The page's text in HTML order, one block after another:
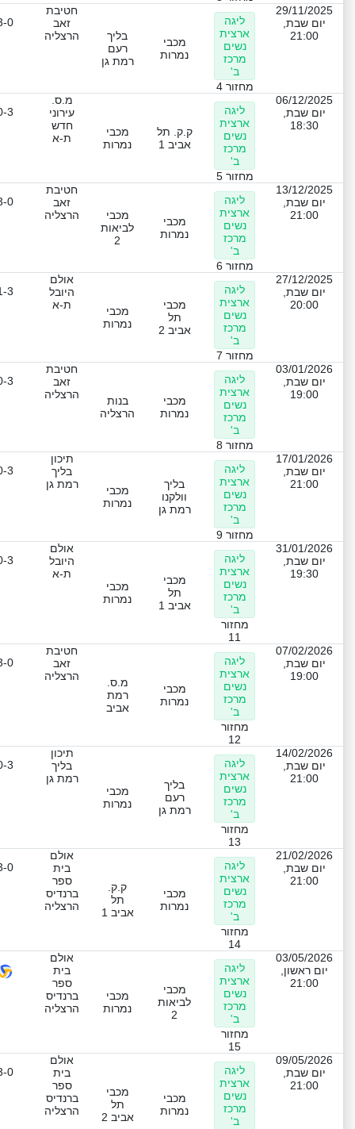
29/11/2025
יום שבת,
21:00
ליגה
ארצית
נשים
מרכז
ב'
מחזור 4
מכבי
נמרות
בליך
רעם
רמת גן
חטיבת
זאב
הרצליה
0
06/12/2025
יום שבת,
18:30
ליגה
ארצית
נשים
מרכז
ב'
מחזור 5
ק.ק. תל
אביב 1
מכבי
נמרות
מ.ס.
עירוני
חדש
ת-א
3
13/12/2025
יום שבת,
21:00
ליגה
ארצית
נשים
מרכז
ב'
מחזור 6
מכבי
נמרות
מכבי
לביאות
2
חטיבת
זאב
הרצליה
0
27/12/2025
יום שבת,
20:00
ליגה
ארצית
נשים
מרכז
ב'
מחזור 7
מכבי
תל
אביב 2
מכבי
נמרות
אולם
היובל
ת-א
3
03/01/2026
יום שבת,
19:00
ליגה
ארצית
נשים
מרכז
ב'
מחזור 8
מכבי
נמרות
בנות
הרצליה
חטיבת
זאב
הרצליה
3
17/01/2026
יום שבת,
21:00
ליגה
ארצית
נשים
מרכז
ב'
מחזור 9
בליך
וולקנו
רמת גן
מכבי
נמרות
תיכון
בליך
רמת גן
3
31/01/2026
יום שבת,
19:30
ליגה
ארצית
נשים
מרכז
ב'
מחזור
11
מכבי
תל
אביב 1
מכבי
נמרות
אולם
היובל
ת-א
3
07/02/2026
יום שבת,
19:00
ליגה
ארצית
נשים
מרכז
ב'
מחזור
12
מכבי
נמרות
מ.ס.
רמת
אביב
חטיבת
זאב
הרצליה
0
14/02/2026
יום שבת,
21:00
ליגה
ארצית
נשים
מרכז
ב'
מחזור
13
בליך
רעם
רמת גן
מכבי
נמרות
תיכון
בליך
רמת גן
3
21/02/2026
יום שבת,
21:00
ליגה
ארצית
נשים
מרכז
ב'
מחזור
14
מכבי
נמרות
ק.ק.
תל
אביב 1
אולם
בית
ספר
ברנדיס
הרצליה
0
03/05/2026
יום ראשון,
21:00
ליגה
ארצית
נשים
מרכז
ב'
מחזור
15
מכבי
לביאות
2
מכבי
נמרות
אולם
בית
ספר
ברנדיס
הרצליה
09/05/2026
יום שבת,
21:00
ליגה
ארצית
נשים
מרכז
ב'
מכבי
נמרות
מכבי
תל
אביב 2
אולם
בית
ספר
ברנדיס
הרצליה
0